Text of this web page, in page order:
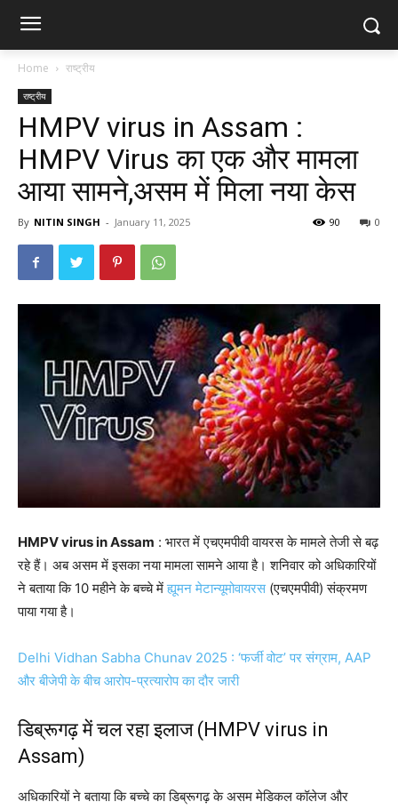
Home राष्ट्रीय
राष्ट्रीय
HMPV virus in Assam :
HMPV Virus का एक और मामला
आया सामने,असम में मिला नया केस
By NITIN SINGH - January 11, 2025 0
90
HMPV virus in Assam : भारत में एचएमपीवी वायरस के मामले तेजी से बढ़
रहे हैं। अब असम में इसका नया मामला सामने आया है। शनिवार को अधिकारियों
ने बताया कि 10 महीने के बच्चे मेंह्यूमन मेटान्यूमोवायरस(एचएमपीवी) संक्रमण
पाया गया है।
Delhi Vidhan Sabha Chunav 2025 : ‘फर्जी वोट’ पर संग्राम, AAP
और बीजेपी के बीच आरोप-प्रत्यारोप का दौर जारी
डिब्रूगढ़ में चल रहा इलाज (HMPV virus in
Assam)
अधिकारियों ने बताया कि बच्चे का डिब्रूगढ़ के असम मेडिकल कॉलेज और